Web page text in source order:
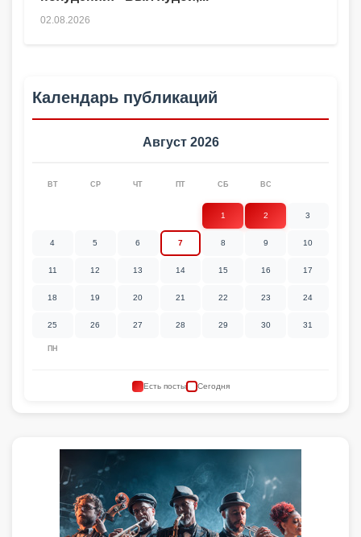
02.08.2026
Календарь публикаций
Август 2026
ПН
ВТ СР ЧТ ПТ СБ ВС
1 2 3
4 5 6 7 8 9 10
11 12 13 14 15 16 17
18 19 20 21 22 23 24
25 26 27 28 29 30 31
Есть посты Сегодня